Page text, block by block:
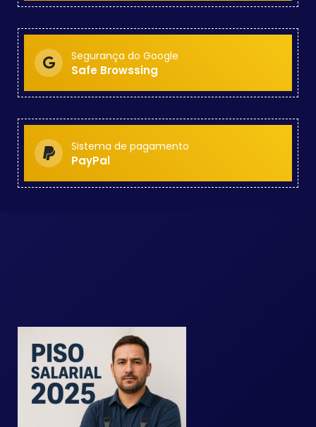
Segurança do Google
Safe Browssing
Sistema de pagamento
PayPal